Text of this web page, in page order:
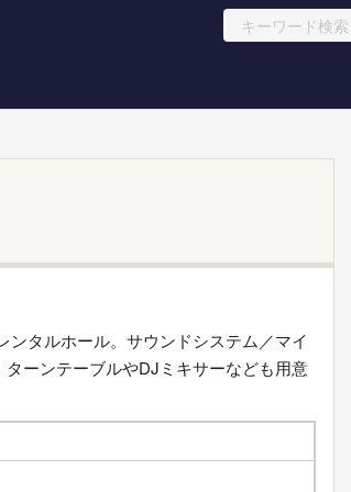
タルホール。サウンドシステム／マイ
ーンテーブルやDJミキサーなども用意